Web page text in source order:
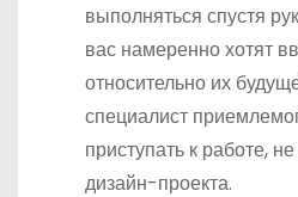
выполняться спустя
вас намеренно хотят
относительно их
специалист
приступать к работе,
дизайн-проекта.